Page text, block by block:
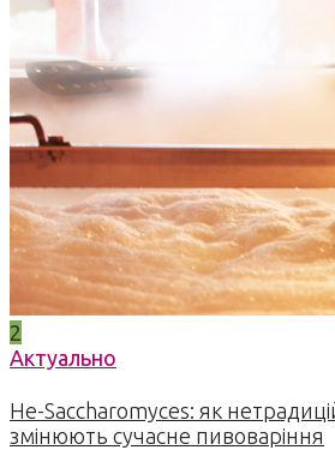
2
Актуально
Не-Saccharomyces: як
змінюють сучасне пивоваріння